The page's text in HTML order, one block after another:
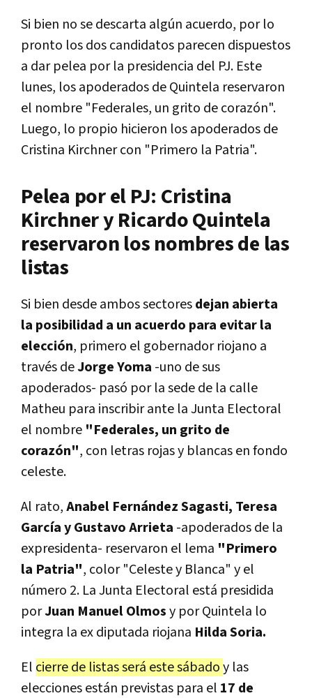
Si bien no se descarta algún acuerdo, por lo
pronto los dos candidatos parecen dispuestos
a dar pelea por la presidencia del PJ. Este
lunes, los apoderados de Quintela reservaron
el nombre "Federales, un grito de corazón".
Luego, lo propio hicieron los apoderados de
Cristina Kirchner con "Primero la Patria".
Pelea por el PJ: Cristina
Kirchner y Ricardo Quintela
reservaron los nombres de las
listas
Si bien desde ambos sectoresdejan abierta
la posibilidad a un acuerdo para evitar la
elección, primero el gobernador riojano a
través deJorge Yoma -uno de sus
apoderados- pasó por la sede de la calle
Matheu para inscribir ante la Junta Electoral
el nombre "Federales, un grito de
corazón", con letras rojas y blancas en fondo
celeste.
Al rato,Anabel Fernández Sagasti, Teresa
García y Gustavo Arrieta -apoderados de la
expresidenta- reservaron el lema "Primero
la Patria", color "Celeste y Blanca" y el
número 2. La Junta Electoral está presidida
porJuan Manuel Olmosy por Quintela lo
integra la ex diputada riojana Hilda Soria.
El cierre de listas será este sábadoy las
elecciones están previstas para el 17 de